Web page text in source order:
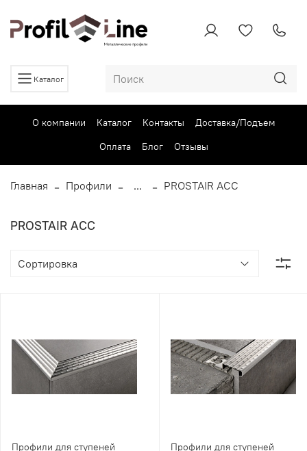
Каталог
О компании Каталог Контакты
Доставка/Подъем
Оплата
Блог Отзывы
Главная Профили ... PROSTAIR ACC
PROSTAIR ACC
Профили для ступеней
Профили для ступеней